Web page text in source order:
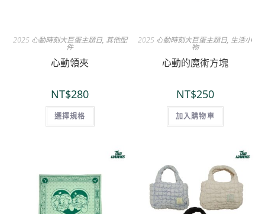
2025 心動時刻大巨蛋主題日, 其他配
件
心動領夾
NT$280
選擇規格
2025 心動時刻大巨蛋主題日, 生活小
物
心動的魔術方塊
NT$250
加入購物車